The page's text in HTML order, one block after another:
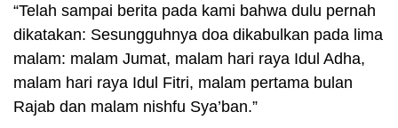
“Telah sampai berita pada kami bahwa dulu pernah
dikatakan: Sesungguhnya doa dikabulkan pada lima
malam: malam Jumat, malam hari raya Idul Adha,
malam hari raya Idul Fitri, malam pertama bulan
Rajab dan malam nishfu Sya’ban.”